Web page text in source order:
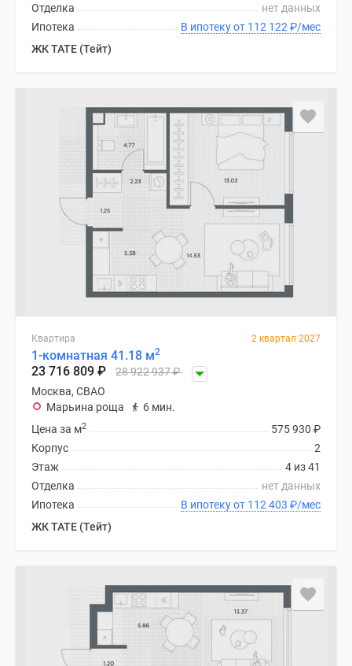
нет данных
Отделка
В ипотеку от 112 122 ₽/мес
Ипотека
ЖК TATE (Тейт)
Квартира 2 квартал 2027
1-комнатная 41.18 м2
23 716 809 ₽ 28 922 937₽
Москва, СВАО
Марьина роща
6 мин.
575 930 ₽
Цена за м2
2
Корпус
4 из 41
Этаж
нет данных
Отделка
В ипотеку от 112 403 ₽/мес
Ипотека
ЖК TATE (Тейт)